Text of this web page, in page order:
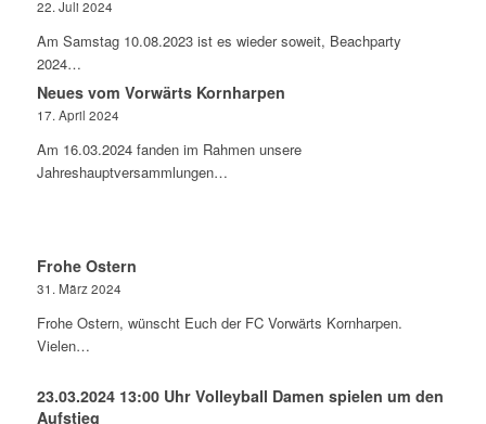
22. Juli 2024
Am Samstag 10.08.2023 ist es wieder soweit, Beachparty
2024…
Neues vom Vorwärts Kornharpen
17. April 2024
Am 16.03.2024 fanden im Rahmen unsere
Jahreshauptversammlungen…
Frohe Ostern
31. März 2024
Frohe Ostern, wünscht Euch der FC Vorwärts Kornharpen.
Vielen…
23.03.2024 13:00 Uhr Volleyball Damen spielen um den
Aufstieg